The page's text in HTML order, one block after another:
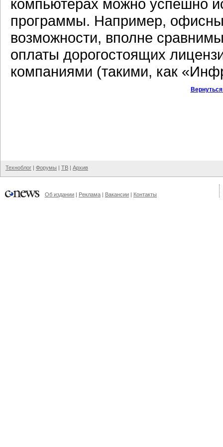
компьютерах можно успешно
программы. Например,
возможности, вполне
оплаты дорогостоящих
компаниями (такими, как
Техноблог | Форумы | ТВ | Архив
Об издании | Реклама | Вакансии | Контакты